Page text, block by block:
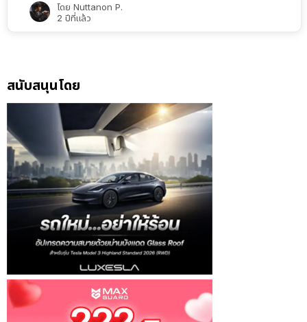
โดย Nuttanon P.
2 ปีที่แล้ว
สนับสนุนโดย